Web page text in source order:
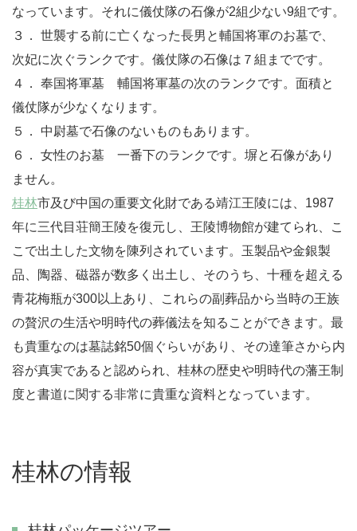
なっています。それに儀仗隊の石像が2組少ない9組です。
３． 世襲する前に亡くなった長男と輔国将軍のお墓で、
次妃に次ぐランクです。儀仗隊の石像は７組までです。
４． 奉国将軍墓 輔国将軍墓の次のランクです。面積と
儀仗隊が少なくなります。
５． 中尉墓で石像のないものもあります。
６． 女性のお墓 一番下のランクです。塀と石像があり
ません。
桂林市及び中国の重要文化財である靖江王陵には、1987
年に三代目荘簡王陵を復元し、王陵博物館が建てられ、こ
こで出土した文物を陳列されています。玉製品や金銀製
品、陶器、磁器が数多く出土し、そのうち、十種を超える
青花梅瓶が300以上あり、これらの副葬品から当時の王族
の贅沢の生活や明時代の葬儀法を知ることができます。最
も貴重なのは墓誌銘50個ぐらいがあり、その達筆さから内
容が真実であると認められ、桂林の歴史や明時代の藩王制
度と書道に関する非常に貴重な資料となっています。
桂林の情報